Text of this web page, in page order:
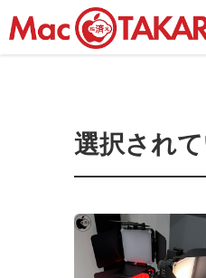
選択され